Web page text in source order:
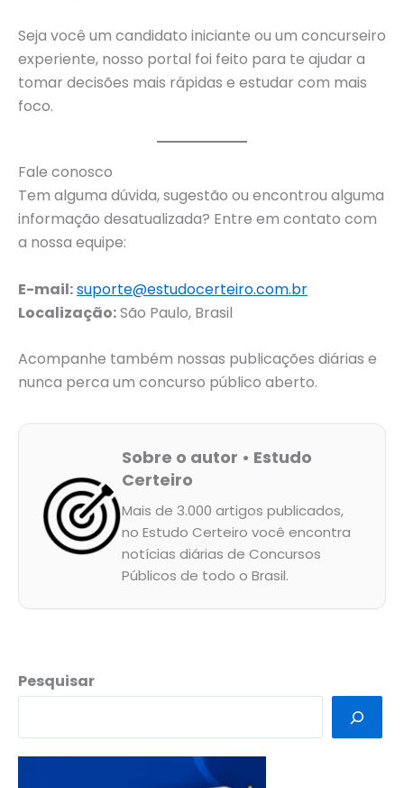
Seja você um candidato iniciante ou um concurseiro
experiente, nosso portal foi feito para te ajudar a
tomar decisões mais rápidas e estudar com mais
foco.
Fale conosco
Tem alguma dúvida, sugestão ou encontrou alguma
informação desatualizada? Entre em contato com
a nossa equipe:
E-mail:suporte@estudocerteiro.com.br
Localização:São Paulo, Brasil
Acompanhe também nossas publicações diárias e
nunca perca um concurso público aberto.
Sobre o autor • Estudo
Certeiro
Mais de 3.000 artigos publicados,
no Estudo Certeiro você encontra
notícias diárias de Concursos
Públicos de todo o Brasil.
Pesquisar